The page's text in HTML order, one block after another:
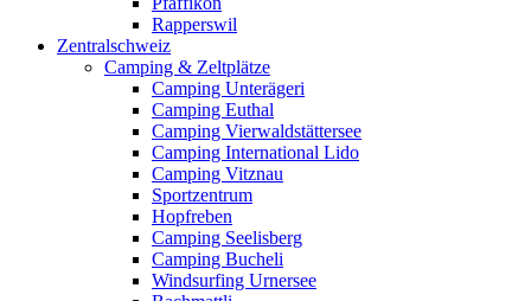
Rapperswil
Zentralschweiz
Camping & Zeltplätze
Camping Unterägeri
Camping Euthal
Camping Vierwaldstättersee
Camping International Lido
Camping Vitznau
Sportzentrum
Hopfreben
Camping Seelisberg
Camping Bucheli
Windsurfing Urnersee